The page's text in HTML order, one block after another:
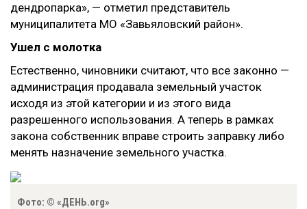
дендропарка», — отметил представитель
муниципалитета МО «Завьяловский район».
Ушел с молотка
Естественно, чиновники считают, что все законно —
администрация продавала земельный участок
исходя из этой категории и из этого вида
разрешенного использования. А теперь в рамках
закона собственник вправе строить заправку либо
менять назначение земельного участка.
Фото: © «ДЕНЬ.org»